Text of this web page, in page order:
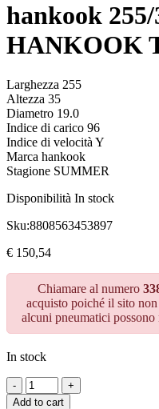
hankook
HANKOOK
Larghezza 255
Altezza 35
Diametro 19.0
Indice di carico 96
Indice di velocità Y
Marca hankook
Stagione SUMMER
Disponibilità In stock
Sku:8808563453897
€ 150,54
Chiamare al numero
acquisto poiché il sito
alcuni pneumatici
In stock
Add to cart